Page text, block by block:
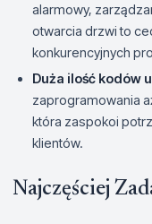
alarmowy,
otwarcia drzwi to
konkurencyjnych
Duża ilość kodów
zaprogramowania
która zaspokoi
klientów.
Najczęściej